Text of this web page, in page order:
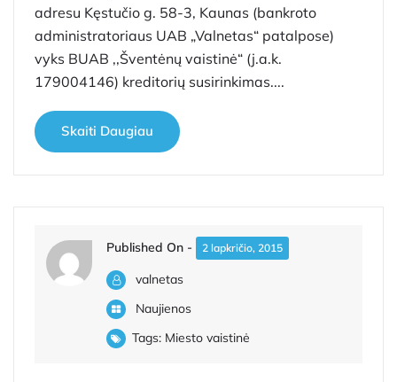
adresu Kęstučio g. 58-3, Kaunas (bankroto
administratoriaus UAB „Valnetas“ patalpose)
vyks BUAB ,,Šventėnų vaistinė“ (j.a.k.
179004146) kreditorių susirinkimas....
Skaiti Daugiau
Published On - 2 lapkričio, 2015
valnetas
Naujienos
Tags: Miesto vaistinė